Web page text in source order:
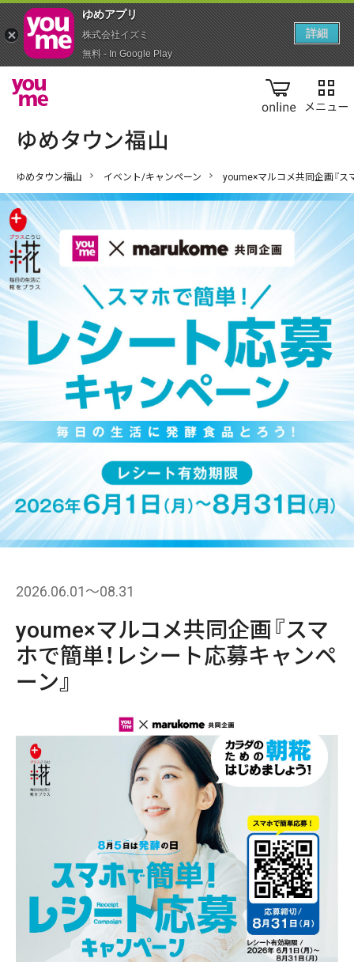
online
ゆめタウン福山 イベント/キャンペーン youme×マルコメ共同企画『ス
2026.06.01〜08.31
youme×マルコメ共同企画『スマ
ホで簡単！レシート応募キャンペ
ーン』
ゆめアプ‪リ‬
株式会社イズミ
無料 - In Google Play
詳細